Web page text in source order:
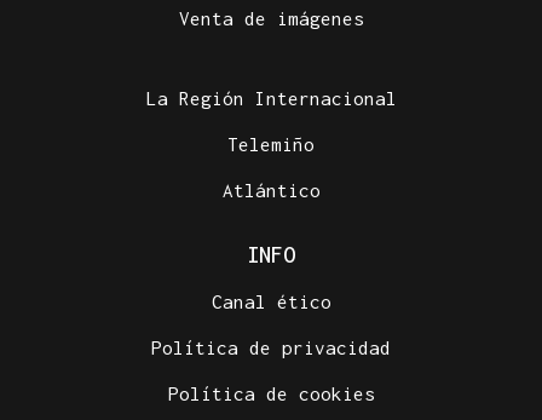
Venta de imágenes
La Región Internacional
Telemiño
Atlántico
INFO
Canal ético
Política de privacidad
Política de cookies